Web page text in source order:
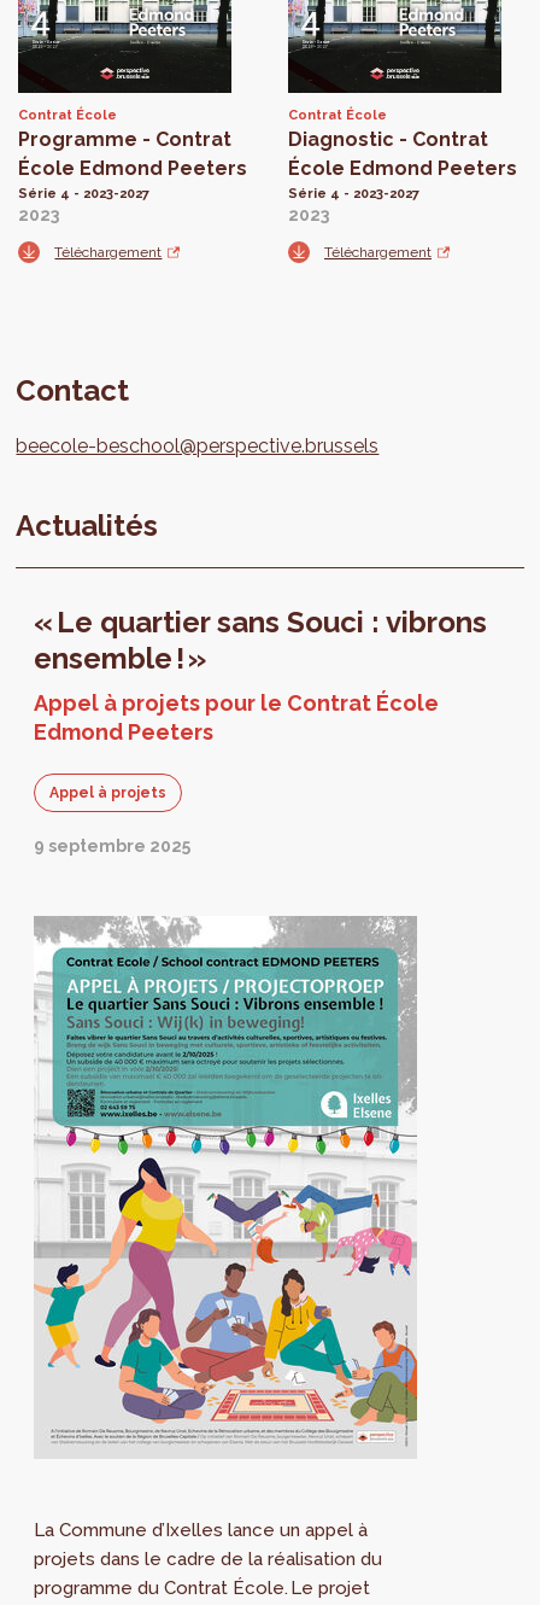
Contrat École
Programme - Contrat
École Edmond Peeters
Série 4 - 2023-2027
2023
Téléchargement
Contrat École
Diagnostic - Contrat
École Edmond Peeters
Série 4 - 2023-2027
2023
Téléchargement
Contact
beecole-beschool@perspective.brussels
Actualités
« Le quartier sans Souci : vibrons
ensemble ! »
Appel à projets pour le Contrat École
Edmond Peeters
Appel à projets
9 septembre 2025
La Commune d’Ixelles lance un appel à
projets dans le cadre de la réalisation du
programme du Contrat École. Le projet